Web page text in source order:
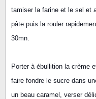
tamiser la farine et le sel et
pâte puis la rouler
30mn.
Porter à ébullition la crème
faire fondre le sucre dans
un beau caramel, verser